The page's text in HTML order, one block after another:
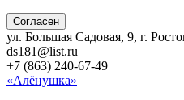
Согласен
ул. Большая Садовая, 9, г.
ds181@list.ru
+7 (863) 240-67-49
«Алёнушка»